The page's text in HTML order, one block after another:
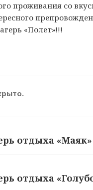
проживания со
«Полет»!!!
отдыха «Маяк»
отдыха